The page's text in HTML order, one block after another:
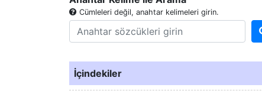
Cümleleri değil, anahtar kelimeleri girin.
İçindekiler